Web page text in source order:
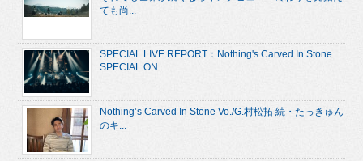
ても尚...
SPECIAL LIVE REPORT：Nothing's Carved In Stone
SPECIAL ON...
Nothing’s Carved In Stone Vo./G.村松拓 続・たっきゅん
のキ...